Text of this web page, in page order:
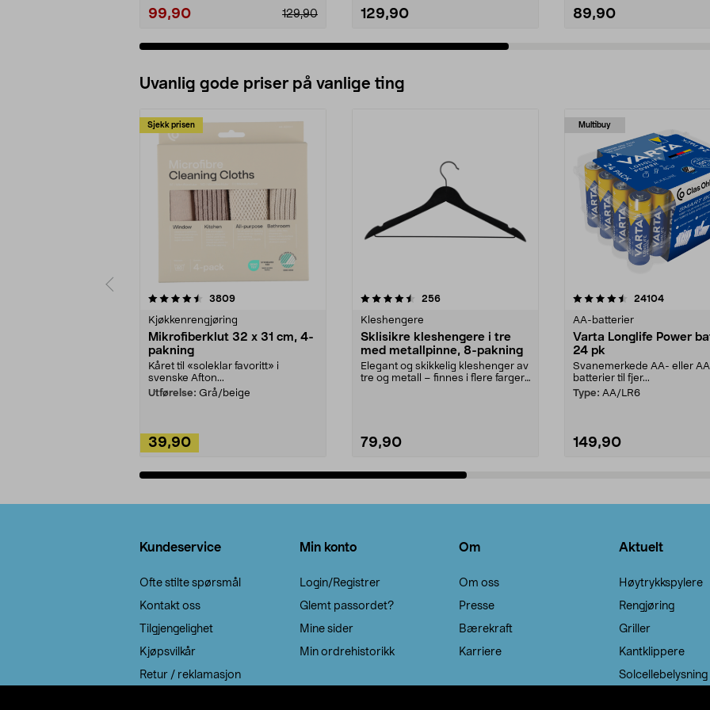
99,90 129,90 129,90 89,90
Uvanlig gode priser på vanlige ting
Sjekk prisen
3809anmeldelser
Kjøkkenrengjøring
Mikrofiberklut 32 x 31 cm, 4-
pakning
Kåret til «soleklar favoritt» i
svenske Afton...
Utførelse: Grå/beige
39,90
4.5av 5 stjerner 256anmeldelser
Kleshengere
Sklisikre kleshengere i tre
med metallpinne, 8-pakning
Elegant og skikkelig kleshenger av
tre og metall – finnes i flere farger.
79,90
Multibuy
4.5av 5 stjerner 24104
AA-batterier
Varta Longlife Power
24 pk
Svanemerkede AA- eller
batterier til fjer...
Type: AA/LR6
149,90
4.5av 5 stjerner
Kundeservice
Ofte stilte spørsmål
Kontakt oss
Tilgjengelighet
Kjøpsvilkår
Retur / reklamasjon
Min konto
Login/Registrer
Glemt passordet?
Mine sider
Min ordrehistorikk
Om
Om oss
Presse
Bærekraft
Karriere
Aktuelt
Høytrykkspylere
Rengjøring
Griller
Kantklippere
Solcellebelysning